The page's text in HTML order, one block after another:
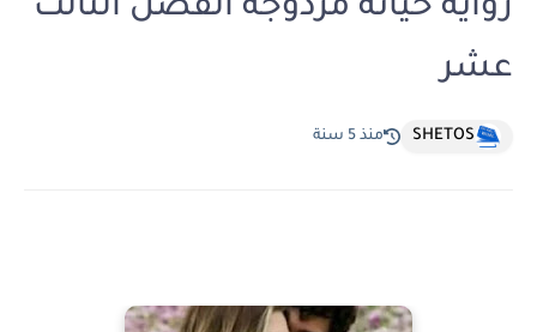
رواية خيانه مزدوجه الفصل الثالث
عشر
SHETOS منذ 5 سنة